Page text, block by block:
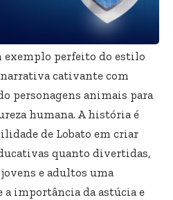
exemplo perfeito do estilo
cativante com
personagens animais para
humana. A história é
de Lobato em criar
quanto divertidas,
e adultos uma
a importância da astúcia e